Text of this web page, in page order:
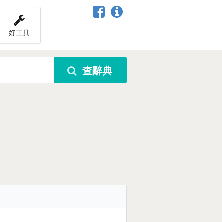
好工具
查辭典